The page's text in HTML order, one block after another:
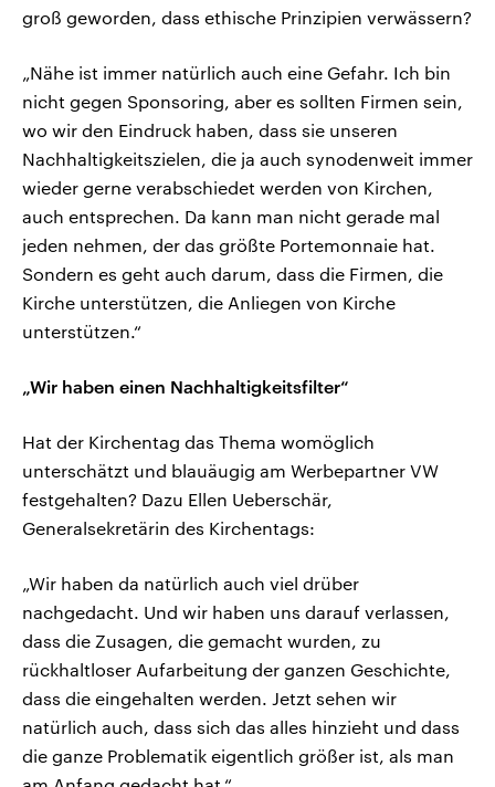
groß geworden, dass ethische Prinzipien verwässern?
„Nähe ist immer natürlich auch eine Gefahr. Ich bin
nicht gegen Sponsoring, aber es sollten Firmen sein,
wo wir den Eindruck haben, dass sie unseren
Nachhaltigkeitszielen, die ja auch synodenweit immer
wieder gerne verabschiedet werden von Kirchen,
auch entsprechen. Da kann man nicht gerade mal
jeden nehmen, der das größte Portemonnaie hat.
Sondern es geht auch darum, dass die Firmen, die
Kirche unterstützen, die Anliegen von Kirche
unterstützen.“
„Wir haben einen Nachhaltigkeitsfilter“
Hat der Kirchentag das Thema womöglich
unterschätzt und blauäugig am Werbepartner VW
festgehalten? Dazu Ellen Ueberschär,
Generalsekretärin des Kirchentags:
„Wir haben da natürlich auch viel drüber
nachgedacht. Und wir haben uns darauf verlassen,
dass die Zusagen, die gemacht wurden, zu
rückhaltloser Aufarbeitung der ganzen Geschichte,
dass die eingehalten werden. Jetzt sehen wir
natürlich auch, dass sich das alles hinzieht und dass
die ganze Problematik eigentlich größer ist, als man